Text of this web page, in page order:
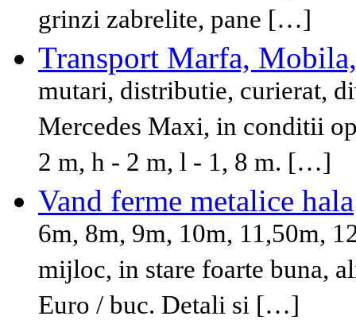
grinzi zabrelite, pane […]
Transport Marfa,
mutari, distributie, curierat,
Mercedes Maxi, in conditii
2 m, h - 2 m, l - 1, 8 m. […]
Vand ferme metalice hala
6m, 8m, 9m, 10m, 11,50m,
mijloc, in stare foarte buna,
Euro / buc. Detali si […]